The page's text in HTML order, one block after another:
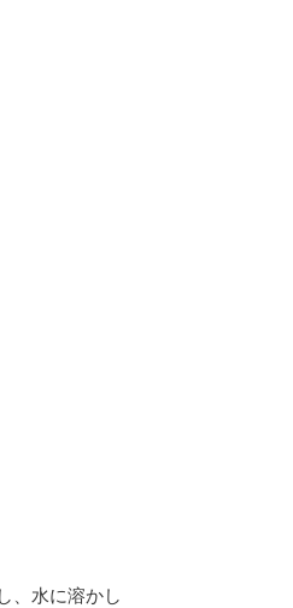
、水に溶かし